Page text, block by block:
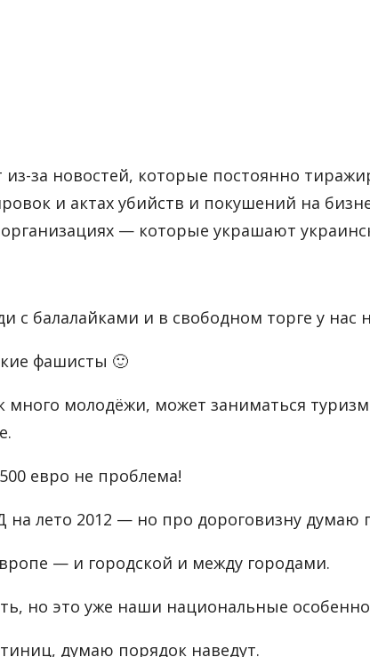
за новостей, которые постоянно
и актах убийств и покушений на
— которые украшают
балалайками и в свободном торге у нас
фашисты 🙂
молодёжи, может заниматься
евро не проблема!
лето 2012 — но про дороговизну думаю
— и городской и между городами.
но это уже наши национальные
думаю порядок наведут.